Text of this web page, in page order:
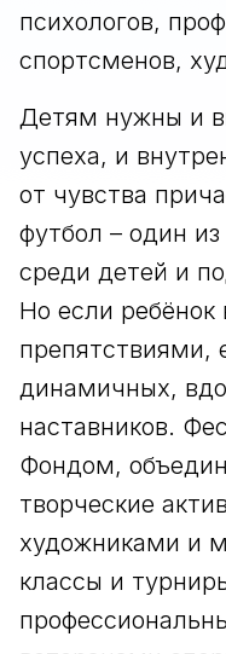
психологов,
спортсменов,
Детям нужны и
успеха, и
от чувства
футбол – один
среди детей и
Но если ребёнок
динамичных,
наставников.
Фондом,
творческие
художниками и
классы и